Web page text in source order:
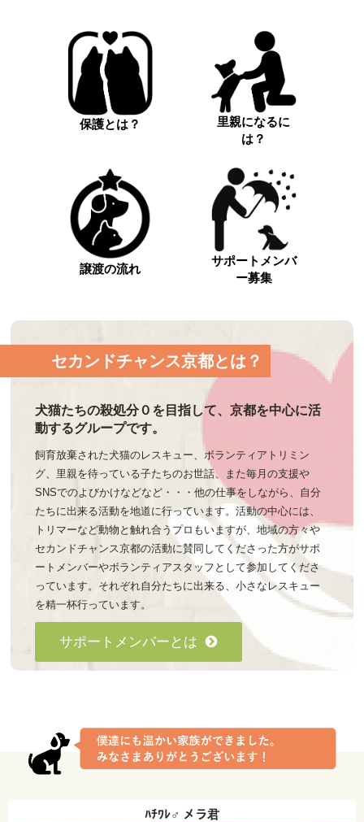
保護とは？
里親になるに
は？
譲渡の流れ
サポートメンバ
ー募集
セカンドチャンス京都とは？
犬猫たちの殺処分０を目指して、京都を中心に活
動するグループです。
飼育放棄された犬猫のレスキュー、ボランティアトリミン
グ、里親を待っている子たちのお世話、また毎月の支援や
SNSでのよびかけなどなど・・・他の仕事をしながら、自分
たちに出来る活動を地道に行っています。活動の中心には、
トリマーなど動物と触れ合うプロもいますが、地域の方々や
セカンドチャンス京都の活動に賛同してくださった方がサポ
ートメンバーやボランティアスタッフとして参加してくださ
っています。それぞれ自分たちに出来る、小さなレスキュー
を精一杯行っています。
サポートメンバーとは
ﾊﾁﾜﾚ♂ メラ君